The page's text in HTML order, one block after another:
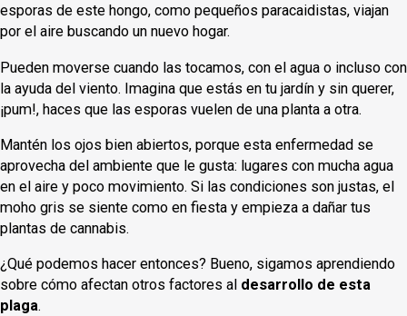
esporas de este hongo, como pequeños paracaidistas, viajan
por el aire buscando un nuevo hogar.
Pueden moverse cuando las tocamos, con el agua o incluso con
la ayuda del viento. Imagina que estás en tu jardín y sin querer,
¡pum!, haces que las esporas vuelen de una planta a otra.
Mantén los ojos bien abiertos, porque esta enfermedad se
aprovecha del ambiente que le gusta: lugares con mucha agua
en el aire y poco movimiento. Si las condiciones son justas, el
moho gris se siente como en fiesta y empieza a dañar tus
plantas de cannabis.
¿Qué podemos hacer entonces? Bueno, sigamos aprendiendo
sobre cómo afectan otros factores al desarrollo de esta
plaga.